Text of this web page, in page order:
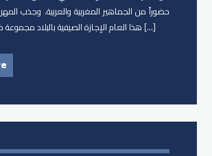
حضوراً من الجماهير المغربية والعربية. وجذب
هذا العام الإجازة الصيفية بالبلاد مجموعة كبيرة من الفنانين […]